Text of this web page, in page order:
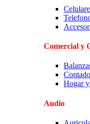
Comercial y
Hogar
Audio